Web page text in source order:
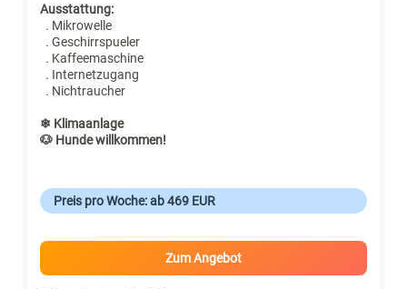
Ausstattung:
. Mikrowelle
. Geschirrspueler
. Kaffeemaschine
. Internetzugang
. Nichtraucher
❄ Klimaanlage
🐶 Hunde willkommen!
Preis pro Woche: ab 469 EUR
Zum Angebot